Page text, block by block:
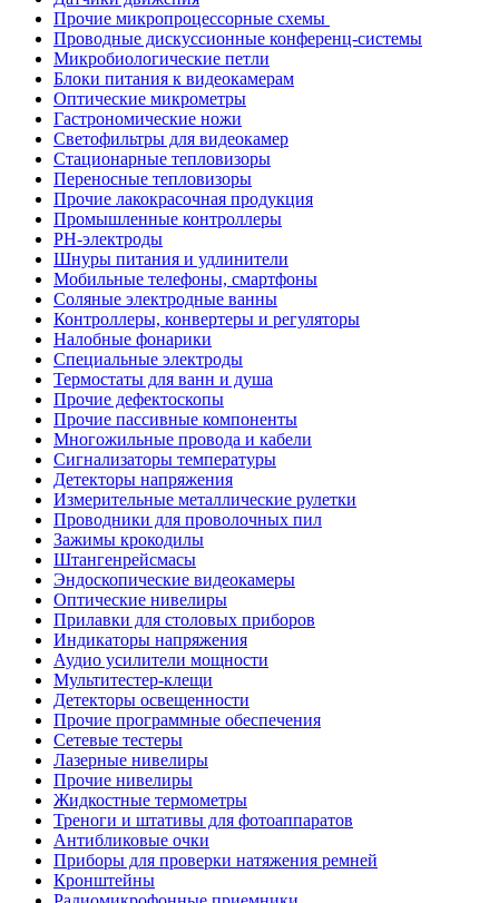
Прочие микропроцессорные схемы
Проводные дискуссионные конференц-системы
Микробиологические петли
Блоки питания к видеокамерам
Оптические микрометры
Гастрономические ножи
Светофильтры для видеокамер
Стационарные тепловизоры
Переносные тепловизоры
Прочие лакокрасочная продукция
Промышленные контроллеры
PH-электроды
Шнуры питания и удлинители
Мобильные телефоны, смартфоны
Соляные электродные ванны
Контроллеры, конвертеры и регуляторы
Налобные фонарики
Специальные электроды
Термостаты для ванн и душа
Прочие дефектоскопы
Прочие пассивные компоненты
Многожильные провода и кабели
Сигнализаторы температуры
Детекторы напряжения
Измерительные металлические рулетки
Проводники для проволочных пил
Зажимы крокодилы
Штангенрейсмасы
Эндоскопические видеокамеры
Оптические нивелиры
Прилавки для столовых приборов
Индикаторы напряжения
Аудио усилители мощности
Мультитестер-клещи
Детекторы освещенности
Прочие программные обеспечения
Сетевые тестеры
Лазерные нивелиры
Прочие нивелиры
Жидкостные термометры
Треноги и штативы для фотоаппаратов
Антибликовые очки
Приборы для проверки натяжения ремней
Кронштейны